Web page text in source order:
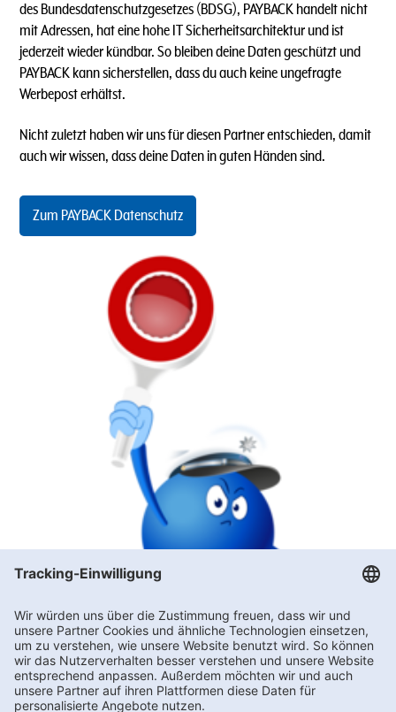
des Bundesdatenschutzgesetzes (BDSG), PAYBACK handelt nicht
mit Adressen, hat eine hohe IT Sicherheitsarchitektur und ist
jederzeit wieder kündbar. So bleiben deine Daten geschützt und
PAYBACK kann sicherstellen, dass du auch keine ungefragte
Werbepost erhältst.
Nicht zuletzt haben wir uns für diesen Partner entschieden, damit
auch wir wissen, dass deine Daten in guten Händen sind.
Zum PAYBACK Datenschutz